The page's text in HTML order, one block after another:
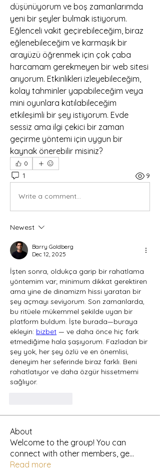
düşünüyorum ve boş zamanlarımda
yeni bir şeyler bulmak istiyorum.
Eğlenceli vakit geçirebileceğim, biraz
eğlenebileceğim ve karmaşık bir
arayüzü öğrenmek için çok çaba
harcamam gerekmeyen bir web sitesi
arıyorum. Etkinlikleri izleyebileceğim,
kolay tahminler yapabileceğim veya
mini oyunlara katılabileceğim
etkileşimli bir şey istiyorum. Evde
sessiz ama ilgi çekici bir zaman
geçirme yöntemi için uygun bir
kaynak önerebilir misiniz?
0
1 9
Write a comment...
Newest
Barry Goldberg
Dec 12, 2025
İşten sonra, oldukça garip bir rahatlama
yöntemim var; minimum dikkat gerektiren
ama yine de dinamizm hissi yaratan bir
şey açmayı seviyorum. Son zamanlarda,
bu ritüele mükemmel şekilde uyan bir
platform buldum. İşte burada—buraya
ekleyin: bizbet — ve daha önce hiç fark
etmediğime hala şaşıyorum. Fazladan bir
şey yok, her şey özlü ve en önemlisi,
deneyim her seferinde biraz farklı. Beni
rahatlatıyor ve daha özgür hissetmemi
sağlıyor.
About
Welcome to the group! You can
connect with other members, ge...
Read more